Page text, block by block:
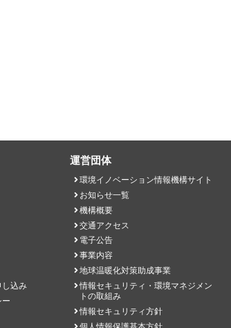
し込み
ー
運営団体
環境イノベーション情報機構サイト
お知らせ一覧
機構概要
交通アクセス
電子公告
事業内容
地球温暖化対策助成事業
情報セキュリティ・環境マネジメン
トの取組み
情報セキュリティ方針